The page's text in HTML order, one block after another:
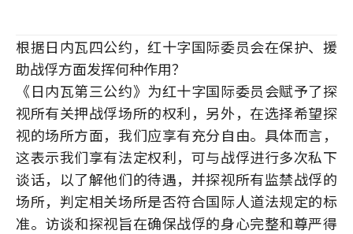
根据日内瓦四公约，红十字国际委员会在保护、援
助战俘方面发挥何种作用？
《日内瓦第三公约》为红十字国际委员会赋予了探
视所有关押战俘场所的权利，另外，在选择希望探
视的场所方面，我们应享有充分自由。具体而言，
这表示我们享有法定权利，可与战俘进行多次私下
谈话，以了解他们的待遇，并探视所有监禁战俘的
场所，判定相关场所是否符合国际人道法规定的标
准。访谈和探视旨在确保战俘的身心完整和尊严得